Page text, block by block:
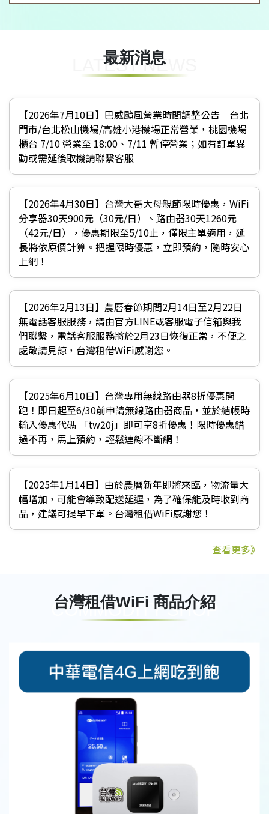
LATEST NEWS
最新消息
【2026年7月10日】巴威颱風營業時間調整公告｜台北
門市/台北松山機場/高雄小港機場正常營業，桃園機場
櫃台 7/10 營業至 18:00、7/11 暫停營業；如有訂單異
動或需延後取機請聯繫客服
【2026年4月30日】台灣大哥大母親節限時優惠，WiFi
分享器30天900元（30元/日）、路由器30天1260元
（42元/日），優惠期限至5/10止，僅限主單適用，延
長將依原價計算。把握限時優惠，立即預約，隨時安心
上網！
【2026年2月13日】農曆春節期間2月14日至2月22日
無電話客服服務，請由官方LINE或客服電子信箱與我
們聯繫，電話客服服務將於2月23日恢復正常，不便之
處敬請見諒，台灣租借WiFi感謝您。
【2025年6月10日】台灣專用無線路由器8折優惠開
跑！即日起至6/30前申請無線路由器商品，並於結帳時
輸入優惠代碼 「tw20j」即可享8折優惠！限時優惠錯
過不再，馬上預約，輕鬆連線不斷網！
【2025年1月14日】由於農曆新年即將來臨，物流量大
幅增加，可能會導致配送延遲，為了確保能及時收到商
品，建議可提早下單。台灣租借WiFi感謝您！
查看更多》
COMMODITY SHOP
台灣租借WiFi 商品介紹